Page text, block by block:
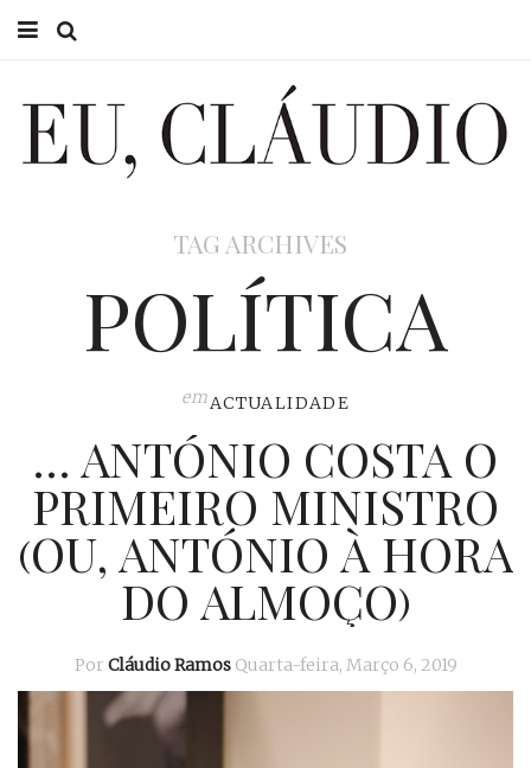
EU CLÁUDIO
TAG ARCHIVES
POLÍTICA
emACTUALIDADE
… ANTÓNIO COSTA O
PRIMEIRO MINISTRO
(OU, ANTÓNIO À HORA
DO ALMOÇO)
Por Cláudio Ramos Quarta-feira, Março 6, 2019